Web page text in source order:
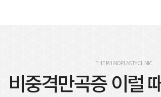
THE RHINOPLASTY CLINIC
비중격만곡증 이럴